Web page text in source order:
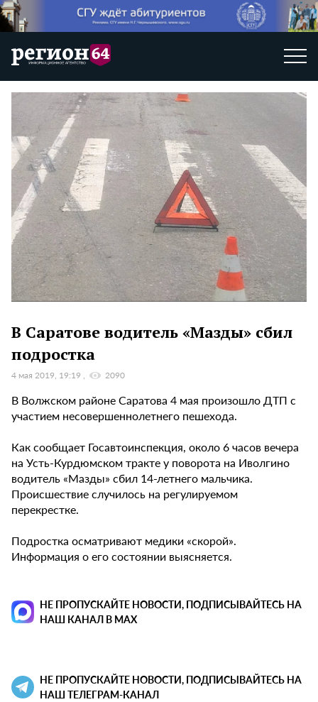
В Саратове водитель «Мазды» сбил
подростка
4 мая 2019, 19:19 2090
В Волжском районе Саратова 4 мая произошло ДТП с
участием несовершеннолетнего пешехода.
Как сообщает Госавтоинспекция, около 6 часов вечера
на Усть-Курдюмском тракте у поворота на Иволгино
водитель «Мазды» сбил 14-летнего мальчика.
Происшествие случилось на регулируемом
перекрестке.
Подростка осматривают медики «скорой».
Информация о его состоянии выясняется.
НЕ ПРОПУСКАЙТЕ НОВОСТИ, ПОДПИСЫВАЙТЕСЬ НА
НАШ КАНАЛ В MAX
НЕ ПРОПУСКАЙТЕ НОВОСТИ, ПОДПИСЫВАЙТЕСЬ НА
НАШ ТЕЛЕГРАМ-КАНАЛ